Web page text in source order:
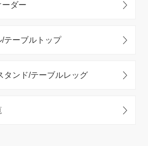
ダー
/テーブルトップ
タンド/テーブルレッグ